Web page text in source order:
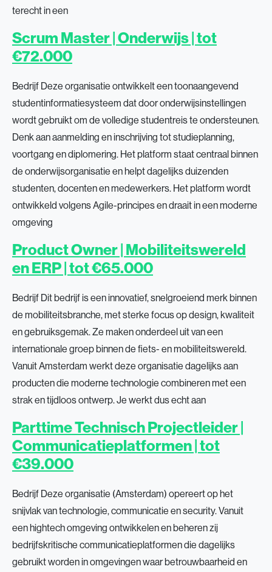
terecht in een
Scrum Master | Onderwijs | tot
€72.000
Bedrijf Deze organisatie ontwikkelt een toonaangevend
studentinformatiesysteem dat door onderwijsinstellingen
wordt gebruikt om de volledige studentreis te ondersteunen.
Denk aan aanmelding en inschrijving tot studieplanning,
voortgang en diplomering. Het platform staat centraal binnen
de onderwijsorganisatie en helpt dagelijks duizenden
studenten, docenten en medewerkers. Het platform wordt
ontwikkeld volgens Agile-principes en draait in een moderne
omgeving
Product Owner | Mobiliteitswereld
en ERP | tot €65.000
Bedrijf Dit bedrijf is een innovatief, snelgroeiend merk binnen
de mobiliteitsbranche, met sterke focus op design, kwaliteit
en gebruiksgemak. Ze maken onderdeel uit van een
internationale groep binnen de fiets- en mobiliteitswereld.
Vanuit Amsterdam werkt deze organisatie dagelijks aan
producten die moderne technologie combineren met een
strak en tijdloos ontwerp. Je werkt dus echt aan
Parttime Technisch Projectleider |
Communicatieplatformen | tot
€39.000
Bedrijf Deze organisatie (Amsterdam) opereert op het
snijvlak van technologie, communicatie en security. Vanuit
een hightech omgeving ontwikkelen en beheren zij
bedrijfskritische communicatieplatformen die dagelijks
gebruikt worden in omgevingen waar betrouwbaarheid en